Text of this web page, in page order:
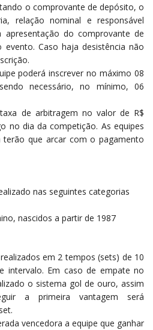
o comprovante de depósito, o
relação nominal e responsável
apresentação do comprovante de
Caso haja desistência não
poderá inscrever no máximo 08
necessário, no mínimo, 06
de arbitragem no valor de R$
no dia da competição. As equipes
terão que arcar com o pagamento
nas seguintes categorias
nascidos a partir de 1987
em 2 tempos (sets) de 10
intervalo. Em caso de empate no
o sistema gol de ouro, assim
a primeira vantagem será
vencedora a equipe que ganhar